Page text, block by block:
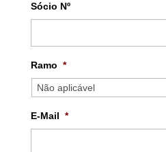
Sócio Nº
Ramo *
E-Mail *